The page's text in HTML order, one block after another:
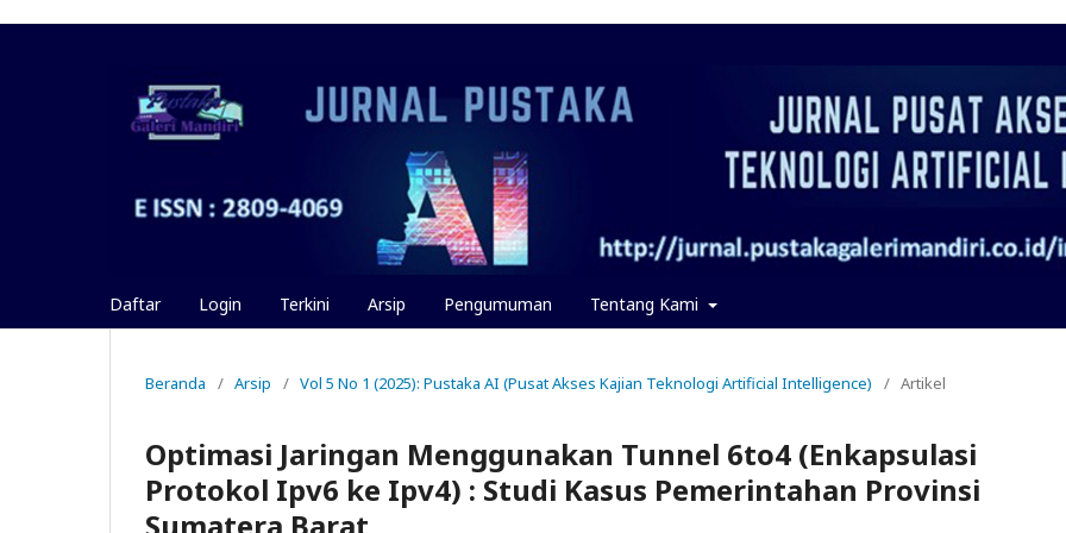
Daftar Login Terkini Arsip Pengumuman Tentang Kami
Beranda / Arsip / Vol 5 No 1 (2025): Pustaka AI (Pusat Akses Kajian Teknologi Artificial Intelligence) / Artikel
Optimasi Jaringan Menggunakan Tunnel 6to4 (Enkapsulasi
Protokol Ipv6 ke Ipv4) : Studi Kasus Pemerintahan Provinsi
Sumatera Barat